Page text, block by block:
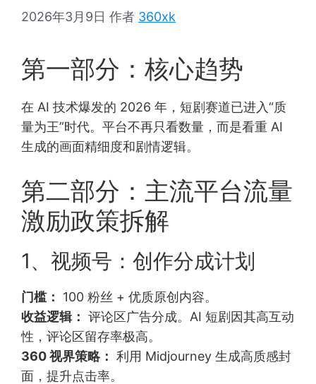
2026年3月9日 作者 360xk
第一部分：核心趋势
在 AI 技术爆发的 2026 年，短剧赛道已进入“质
量为王”时代。平台不再只看数量，而是看重 AI
生成的画面精细度和剧情逻辑。
第二部分：主流平台流量
激励政策拆解
1、视频号：创作分成计划
门槛：
100 粉丝 + 优质原创内容。
收益逻辑： 评论区广告分成。AI 短剧因其高互动
性，评论区留存率极高。
360 视界策略： 利用 Midjourney 生成高质感封
面，提升点击率。